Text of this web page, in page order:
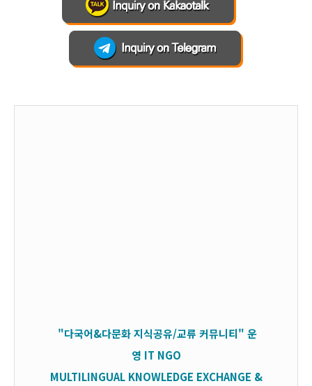
"다국어&다문화 지식공유/교류 커뮤니티" 운
영 IT NGO
MULTILINGUAL KNOWLEDGE EXCHANGE &